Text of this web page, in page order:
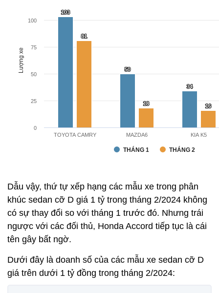
Dẫu vậy, thứ tự xếp hạng các mẫu xe trong phân
khúc sedan cỡ D giá 1 tỷ trong tháng 2/2024 không
có sự thay đổi so với tháng 1 trước đó. Nhưng trái
ngược với các đối thủ, Honda Accord tiếp tục là cái
tên gây bất ngờ.
Dưới đây là doanh số của các mẫu xe sedan cỡ D
giá trên dưới 1 tỷ đồng trong tháng 2/2024: